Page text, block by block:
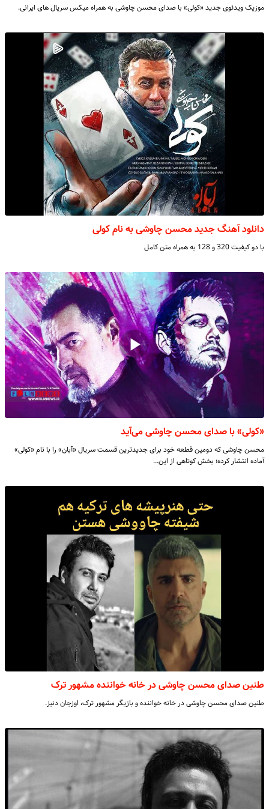
موزیک ویدئوی جدید «کولی» با صدای محسن چاوشی به همراه میکس سریال های ایرانی.
دانلود آهنگ جدید محسن چاوشی به نام کولی
با دو کیفیت 320 و 128 به همراه متن کامل
«کولی» با صدای محسن چاوشی می‌آید
محسن چاوشی که دومین قطعه خود برای جدیدترین قسمت سریال «آبان» را با نام «کولی»
آماده انتشار کرده؛ بخش کوتاهی از این…
طنین صدای محسن چاوشی در خانه خواننده مشهور ترک
طنین صدای محسن چاوشی در خانه خواننده و بازیگر مشهور ترک، اوزجان دنیز.